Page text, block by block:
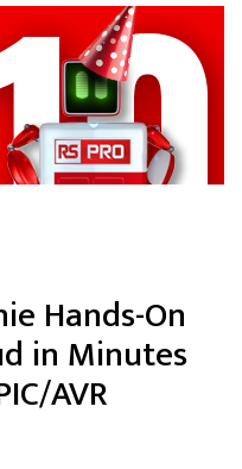
Hands-On
in Minutes
AVR